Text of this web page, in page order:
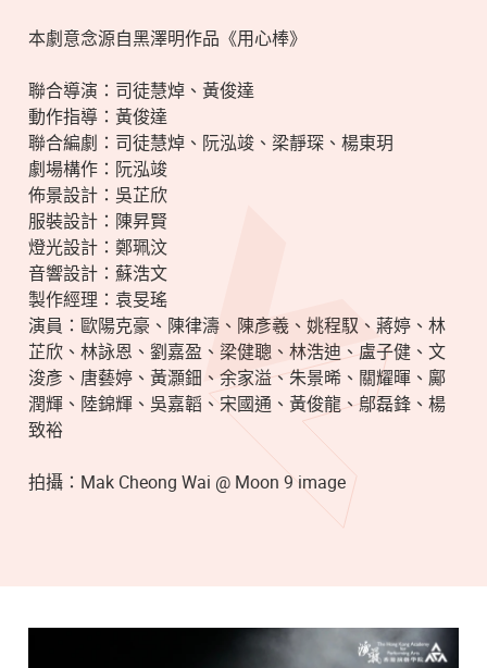
本劇意念源自黑澤明作品《用心棒》
聯合導演：司徒慧焯、黃俊達
動作指導：黃俊達
聯合編劇：司徒慧焯、阮泓竣、梁靜琛、楊東玥
劇場構作：阮泓竣
佈景設計：吳芷欣
服裝設計：陳昇賢
燈光設計：鄭珮汶
音響設計：蘇浩文
製作經理：袁旻瑤
演員：歐陽克豪、陳律濤、陳彥羲、姚程馭、蔣婷、林
芷欣、林詠恩、劉嘉盈、梁健聰、林浩迪、盧子健、文
浚彥、唐藝婷、黃灝鈿、余家溢、朱景晞、關耀暉、鄺
潤輝、陸錦輝、吳嘉韜、宋國通、黃俊龍、鄔磊鋒、楊
致裕
拍攝：Mak Cheong Wai @ Moon 9 image